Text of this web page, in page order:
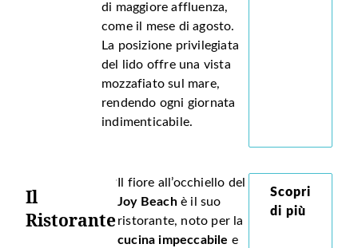
di maggiore affluenza,
come il mese di agosto.
La posizione privilegiata
del lido offre una vista
mozzafiato sul mare,
rendendo ogni giornata
indimenticabile.
Il
Ristorante
Il fiore all’occhiello del
Joy Beachè il suo
ristorante, noto per la
cucina impeccabile e
Scopri
di più